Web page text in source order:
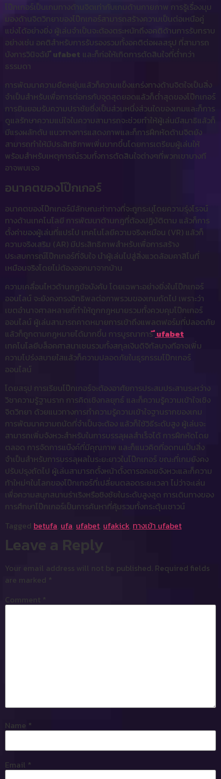
โป๊กเกอร์เป็นเกมทางด้านจิตเท่ากับเกมด้านกายภาพ การรู้เรื่องมุม
มองด้านจิตวิทยาของโป๊กเกอร์สามารถสร้างความเป็นต่อเหนือคู่
แข่งได้อย่างยิ่ง ผู้เล่นจำเป็นจะต้องตระหนักถึงอคติด้านการรับทราบ
อย่างเช่น อคติสำหรับการรับรองรวมทั้งอคติต่อผลสรุป ที่สามารถ
บังการวินิจฉัยี ufabet และก็ก่อให้เกิดการตัดสินใจที่ต่ำกว่า
ธรรมดา
การพัฒนาความยืดหยุ่นแล้วก็ความแข็งแกร่งทางด้านจิตใจเป็นสิ่ง
จำเป็นสำหรับเพื่อการต่อกรกับจุดสุดยอดแล้วก็ต่ำสุดของโป๊กเกอร์
การยินยอมรับความปราชัยซึ่งเป็นส่วนหนึ่งส่วนใดของเกมและก็การ
ดูแลรักษาความแน่ใจในความสามารถจะช่วยทำให้ผู้เล่นมีสมาธิแล้วก็
มีแรงผลักดัน แนวทางการแสดงภาพและก็การฝึกหัดด้านจิตยัง
สามารถทำให้มีประสิทธิภาพเพิ่มมากขึ้นโดยการเตรียมผู้เล่นให้
พร้อมสำหรับเหตุการณ์รวมทั้งการตัดสินใจต่างๆที่พวกเขาบางที
อาจพบเจอ
อนาคตของโป๊กเกอร์
อนาคตของโป๊กเกอร์มีลักษณะท่าทางที่จะถูกระบุโดยความรุ่งโรจน์
ทางด้านเทคโนโลยี การพัฒนาด้านกฎที่ต้องปฏิบัติตาม แล้วก็การ
ตั้งค่าของผู้เล่นที่แปรไป เทคโนโลยีความจริงเหมือน (VR) แล้วก็
ความจริงเสริม (AR) มีประสิทธิภาพสำหรับเพื่อการสร้าง
ประสบการณ์โป๊กเกอร์ที่จับใจ นำผู้เล่นไปสู่สิ่งแวดล้อมคาสิโนที่
เหมือนจริงโดยไม่ต้องออกมาจากบ้าน
ความเคลื่อนไหวด้านกฎข้อบังคับ โดยเฉพาะอย่างยิ่งในโป๊กเกอร์
ออนไลน์ จะยังคงทรงอิทธิพลต่อภาพรวมของเกมถัดไป เพราะว่า
เขตอำนาจศาลหลายที่ทำให้ถูกกฎหมายรวมทั้งควบคุมโป๊กเกอร์
ออนไลน์ ผู้เล่นสามารถคาดหมายการเข้าถึงแพลตฟอร์มที่ปลอดภัย
แล้วก็ถูกตามกฎหมายได้มากขึ้น การบูรณาการี ufabet
เทคโนโลยีบล็อคศาสนาเชนรวมทั้งสกุลเงินดิจิทัลบางทีอาจเพิ่ม
ความโปร่งสบายใสแล้วก็ความปลอดภัยในธุรกรรมโป๊กเกอร์
ออนไลน์
โดยสรุป การเรียนโป๊กเกอร์จะต้องอาศัยการประสมประสานระหว่าง
วิชาความรู้ฐานราก การคิดเชิงกลยุทธ์ และก็ความรู้ความเข้าใจเชิง
จิตวิทยา ด้วยแนวทางการทำความรู้ความเข้าใจฐานรากของเกม
การพัฒนาความถนัดที่จำเป็นจะต้อง แล้วก็ใช้วิธีระดับสูง ผู้เล่นจะ
สามารถเพิ่มจังหวะสำหรับในการบรรลุผลสำเร็จได้ การฝึกหัดโดย
ตลอด การจัดการแบ๊งค์ที่มีคุณภาพ และก็แนวคิดที่อดทนเป็นสิ่ง
จำเป็นสำหรับการบรรลุผลในระยะยาวในโป๊กเกอร์ ขณะที่เกมยังคง
ปรับปรุงถัดไป ผู้เล่นสามารถตั้งหน้าตั้งตารอคอยจังหวะและก็ความ
ท้าใหม่ๆในโลกของโป๊กเกอร์ที่เปลี่ยนตลอดระยะเวลา ไม่ว่าจะเล่น
เพื่อความสนุกสนานร่าเริงหรือชิงชัยในระดับสูงสุด การเดินทางของ
การศึกษาโป๊กเกอร์เป็นการค้นหาที่คุ้มรวมทั้งกระตุ้นเชาวน์
Tagged betufa, ufa, ufabet, ufakick, ทางเข้า ufabet
Leave a Reply
Your email address will not be published. Required fields
are marked *
Comment *
Name *
Email *